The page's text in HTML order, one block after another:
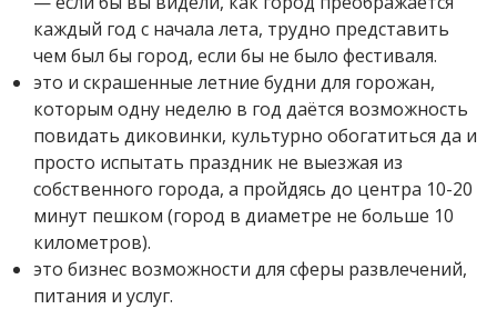
каждый год с начала лета, трудно представить
чем был бы город, если бы не было фестиваля.
это и скрашенные летние будни для горожан,
которым одну неделю в год даётся возможность
повидать диковинки, культурно обогатиться да и
просто испытать праздник не выезжая из
собственного города, а пройдясь до центра 10-20
минут пешком (город в диаметре не больше 10
километров).
это бизнес возможности для сферы развлечений,
питания и услуг.